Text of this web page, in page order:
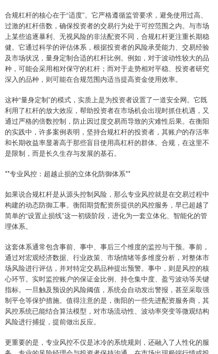
合规杠杆的核心在于“适度”。它严格遵循监管要求，避免使用过高、
过激的杠杆倍数，确保投资者的交易行为处于可控范围之内。与市场
上某些追逐暴利、无视风险的非法配资不同，合规杠杆更注重长期稳
健。它通过科学的评估体系，根据投资者的风险承受能力、交易经验
及市场状况，量身定制合适的杠杆比例。例如，对于波动性较大的品
种，可能会采用相对保守的杠杆；而对于走势相对平稳、投资者研究
深入的品种，则可能在合规范围内适当提高资金使用效率。
这种“量身定制”的模式，实质上是为投资者设置了一道安全网。它既
利用了杠杆的放大效应，帮助投资者在市场机会出现时抓住机遇，又
通过严格的倍数控制，防止因过度交易而导致的灾难性后果。在衡阳
的实践中，许多案例表明，坚持合规杠杆的投资者，其账户的存活率
和长期收益率显著高于那些盲目使用高杠杆的群体。合规，在这里不
是限制，而是长久生存与发展的基石。
**专业风控：超越止损的立体化防御体系**
如果说合规杠杆是从源头控制风险，那么专业风控就是在交易过程中
构建的动态防御工事。衡阳期货配资所提供的风控服务，早已超越了
简单的“设置止损线”这一初级阶段，进化为一套立体化、智能化的管
理体系。
这套体系通常包含事前、事中、事后三个维度的监控与干预。事前，
通过对宏观经济数据、行业政策、市场情绪等多维度分析，对整体市
场风险进行评估，并对特定交易品种提出预警。事中，则是风控的核
心环节。实时监控账户的保证金比例、持仓集中度、盈亏波动等关键
指标。一旦触及预设的风险阈值，系统会自动发出警报，甚至采取强
制平仓等保护措施。值得注意的是，衡阳的一些先进配资服务商，其
风控系统已能结合算法模型，对市场流动性、波动率突变等微观结构
风险进行捕捉，提前做出反应。
更重要的是，专业风控不仅是冰冷的系统规则，还融入了人性化的服